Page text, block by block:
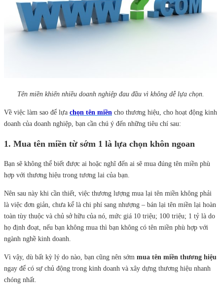
Tên miền khiến nhiều doanh nghiệp đau đầu vì không dễ lựa chọn.
Về việc làm sao để lựa chọn tên miền cho thương hiệu, cho hoạt động kinh
doanh của doanh nghiệp, bạn cần chú ý đến những tiêu chí sau:
1. Mua tên miền từ sớm 1 là lựa chọn khôn ngoan
Bạn sẽ không thể biết được ai hoặc nghĩ đến ai sẽ mua đúng tên miền phù
hợp với thương hiệu trong tương lai của bạn.
Nên sau này khi cần thiết, việc thương lượng mua lại tên miền không phải
là việc đơn giản, chưa kể là chi phí sang nhượng – bán lại tên miền lại hoàn
toàn tùy thuộc và chủ sở hữu của nó, mức giá 10 triệu; 100 triệu; 1 tỷ là do
họ định đoạt, nếu bạn không mua thì bạn không có tên miền phù hợp với
ngành nghề kinh doanh.
Vì vậy, dù bất kỳ lý do nào, bạn cũng nên sớm mua tên miền thương hiệu
ngay để có sự chủ động trong kinh doanh và xây dựng thương hiệu nhanh
chóng nhất.